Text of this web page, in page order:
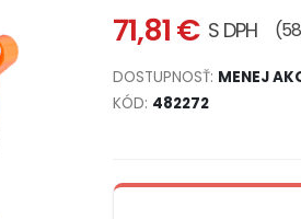
71,81 € S DPH
DOSTUPNOSŤ: MENEJ
KÓD: 482272